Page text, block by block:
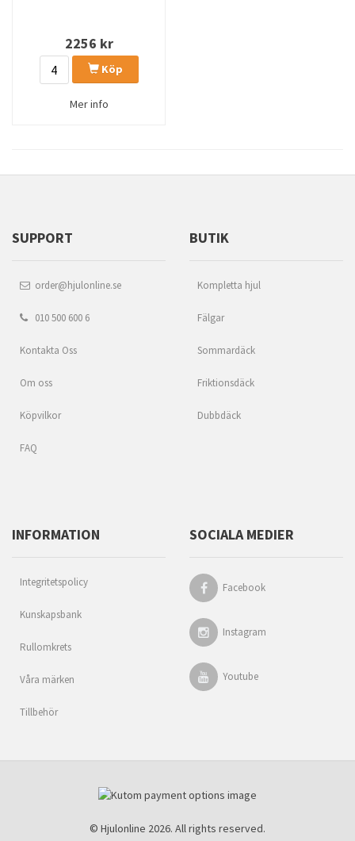
2256 kr
Köp
Mer info
SUPPORT
order@hjulonline.se
010 500 600 6
Kontakta Oss
Om oss
Köpvilkor
FAQ
BUTIK
Kompletta hjul
Fälgar
Sommardäck
Friktionsdäck
Dubbdäck
INFORMATION
Integritetspolicy
Kunskapsbank
Rullomkrets
Våra märken
Tillbehör
SOCIALA MEDIER
Facebook
Instagram
Youtube
© Hjulonline 2026. All rights reserved.